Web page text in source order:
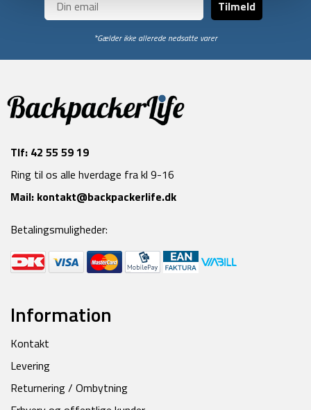
Tilmeld
*Gælder ikke allerede nedsatte varer
Tlf: 42 55 59 19
Ring til os alle hverdage fra kl 9-16
Mail: kontakt@backpackerlife.dk
Betalingsmuligheder:
Information
Kontakt
Levering
Returnering / Ombytning